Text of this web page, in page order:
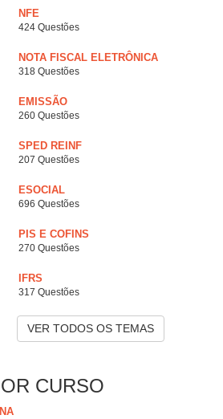
NFE
424 Questões
NOTA FISCAL ELETRÔNICA
318 Questões
EMISSÃO
260 Questões
SPED REINF
207 Questões
ESOCIAL
696 Questões
PIS E COFINS
270 Questões
IFRS
317 Questões
VER TODOS OS TEMAS
CURSO